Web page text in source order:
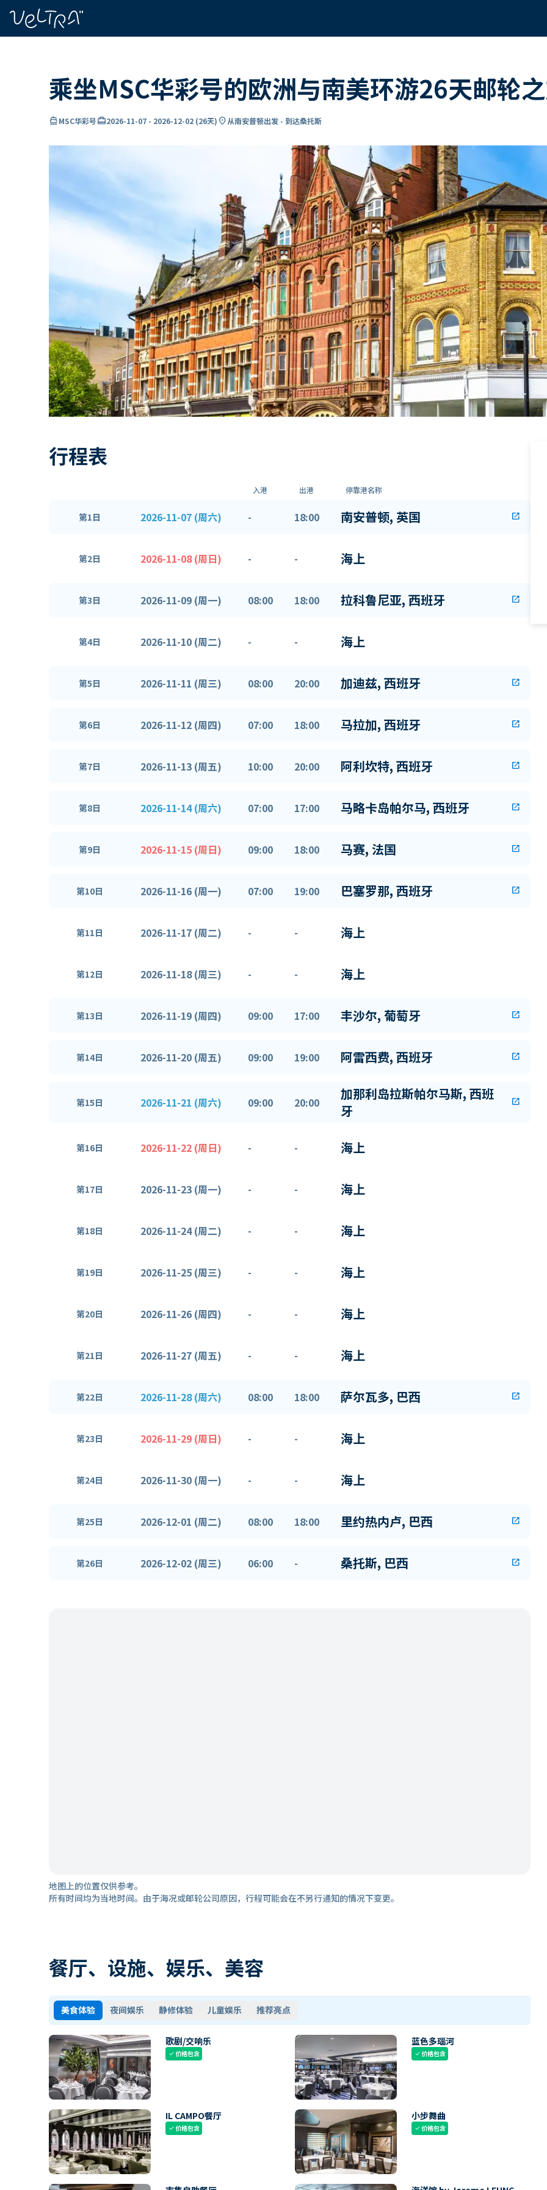
乘坐MSC华彩号的欧洲与南美环游26天邮轮
directions_boatMSC华彩号card_travel2026-11-07 - 2026-12-02 (26天) location_on从南安普顿出发 - 到达桑托斯
行程表
入港 出港 停靠港名称
第1日 2026-11-07 (周六) - 18:00 南安普顿, 英国 open_in_new
第2日 2026-11-08 (周日) - - 海上
第3日 2026-11-09 (周一) 08:00 18:00 拉科鲁尼亚, 西班牙 open_in_new
第4日 2026-11-10 (周二) - - 海上
第5日 2026-11-11 (周三) 08:00 20:00 加迪兹, 西班牙 open_in_new
第6日 2026-11-12 (周四) 07:00 18:00 马拉加, 西班牙 open_in_new
第7日 2026-11-13 (周五) 10:00 20:00 阿利坎特, 西班牙 open_in_new
第8日 2026-11-14 (周六) 07:00 17:00 马略卡岛帕尔马, 西班牙 open_in_new
第9日 2026-11-15 (周日) 09:00 18:00 马赛, 法国 open_in_new
第10日 2026-11-16 (周一) 07:00 19:00 巴塞罗那, 西班牙 open_in_new
第11日 2026-11-17 (周二) - - 海上
第12日 2026-11-18 (周三) - - 海上
第13日 2026-11-19 (周四) 09:00 17:00 丰沙尔, 葡萄牙 open_in_new
第14日 2026-11-20 (周五) 09:00 19:00 阿雷西费, 西班牙 open_in_new
第15日 2026-11-21 (周六) 09:00 20:00
加那利岛拉斯帕尔马斯, 西班
牙
open_in_new
第16日 2026-11-22 (周日) - - 海上
第17日 2026-11-23 (周一) - - 海上
第18日 2026-11-24 (周二) - - 海上
第19日 2026-11-25 (周三) - - 海上
第20日 2026-11-26 (周四) - - 海上
第21日 2026-11-27 (周五) - - 海上
第22日 2026-11-28 (周六) 08:00 18:00 萨尔瓦多, 巴西 open_in_new
第23日 2026-11-29 (周日) - - 海上
第24日 2026-11-30 (周一) - - 海上
第25日 2026-12-01 (周二) 08:00 18:00 里约热内卢, 巴西 open_in_new
第26日 2026-12-02 (周三) 06:00 - 桑托斯, 巴西 open_in_new
地图上的位置仅供参考。
所有时间均为当地时间。由于海况或邮轮公司原因，行程可能会在不另行通知的情况下变更。
餐厅、设施、娱乐、美容
美食体验 夜间娱乐 静修体验 儿童娱乐 推荐亮点
歌剧/交响乐
check价格包含
蓝色多瑙河
check价格包含
IL CAMPO餐厅
check价格包含
小步舞曲
check价格包含